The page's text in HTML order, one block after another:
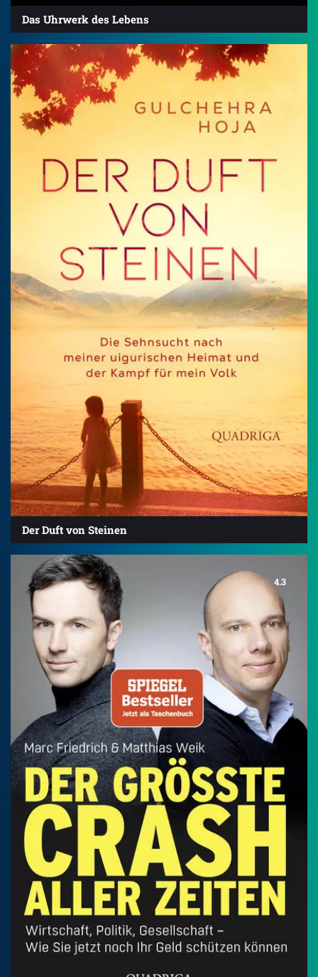
Das Uhrwerk des Lebens
Der Duft von Steinen
4.3